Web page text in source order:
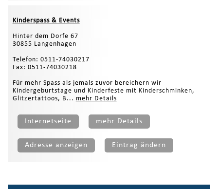
Kinderspass & Events
Hinter dem Dorfe 67
30855 Langenhagen
Telefon: 0511-74030217
Fax: 0511-74030218
Für mehr Spass als jemals zuvor bereichern wir
Kindergeburtstage und Kinderfeste mit Kinderschminken,
Glitzertattoos, B... mehr Details
Internetseite mehr Details
Adresse anzeigen Eintrag ändern